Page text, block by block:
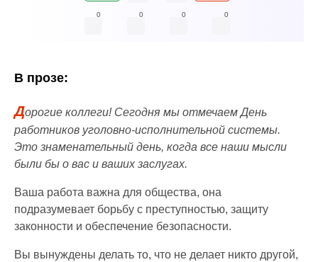
0 0 0 0
В прозе:
Дорогие коллеги! Сегодня мы отмечаем День
работников уголовно-исполнительной системы.
Это знаменательный день, когда все наши мысли
были бы о вас и ваших заслугах.
Ваша работа важна для общества, она
подразумевает борьбу с преступностью, защиту
законности и обеспечение безопасности.
Вы вынуждены делать то, что не делает никто другой,